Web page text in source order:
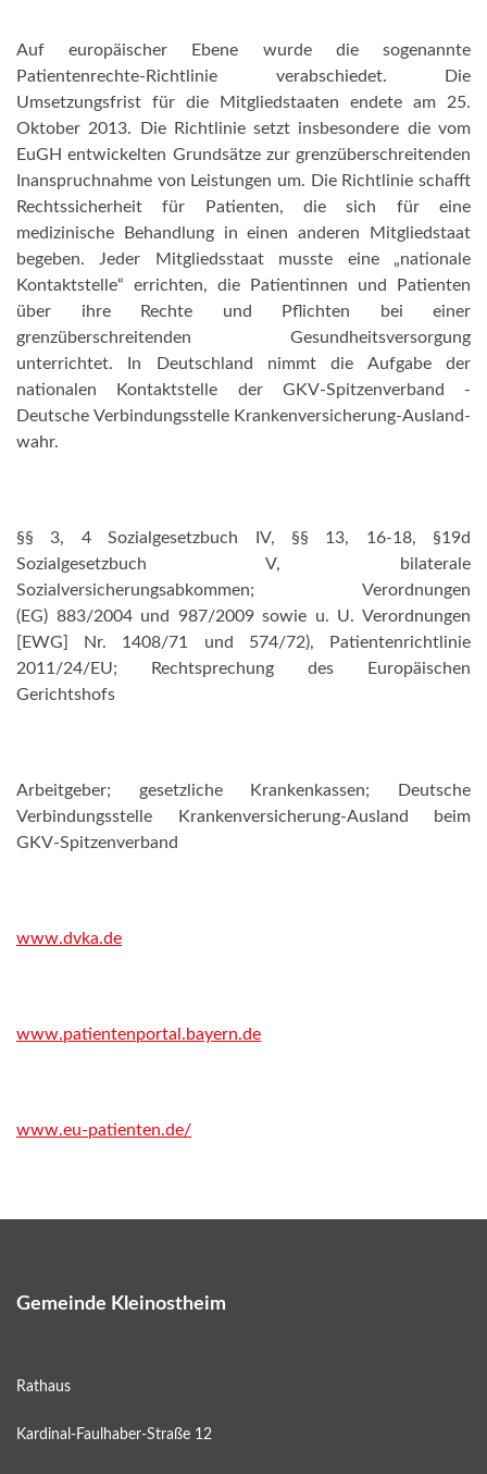
Auf europäischer Ebene wurde die sogenannte
Patientenrechte-Richtlinie verabschiedet. Die
Umsetzungsfrist für die Mitgliedstaaten endete am 25.
Oktober 2013. Die Richtlinie setzt insbesondere die vom
EuGH entwickelten Grundsätze zur grenzüberschreitenden
Inanspruchnahme von Leistungen um. Die Richtlinie schafft
Rechtssicherheit für Patienten, die sich für eine
medizinische Behandlung in einen anderen Mitgliedstaat
begeben. Jeder Mitgliedsstaat musste eine „nationale
Kontaktstelle“ errichten, die Patientinnen und Patienten
über ihre Rechte und Pflichten bei einer
grenzüberschreitenden Gesundheitsversorgung
unterrichtet. In Deutschland nimmt die Aufgabe der
nationalen Kontaktstelle der GKV-Spitzenverband -
Deutsche Verbindungsstelle Krankenversicherung-Ausland-
wahr.
§§ 3, 4 Sozialgesetzbuch IV, §§ 13, 16-18, §19d
Sozialgesetzbuch V, bilaterale
Sozialversicherungsabkommen; Verordnungen
(EG) 883/2004 und 987/2009 sowie u. U. Verordnungen
[EWG] Nr. 1408/71 und 574/72), Patientenrichtlinie
2011/24/EU; Rechtsprechung des Europäischen
Gerichtshofs
Arbeitgeber; gesetzliche Krankenkassen; Deutsche
Verbindungsstelle Krankenversicherung-Ausland beim
GKV-Spitzenverband
www.dvka.de
www.patientenportal.bayern.de
www.eu-patienten.de/
Gemeinde Kleinostheim
Rathaus
Kardinal-Faulhaber-Straße 12